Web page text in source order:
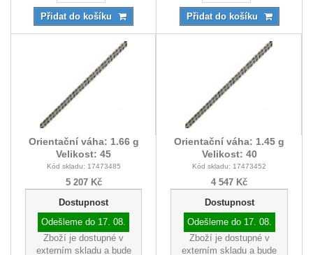
Přidat do košíku Přidat do košíku
Orientační váha: 1.66 g
Velikost: 45
Kód skladu: 17473485
5 207 Kč
Dostupnost
Odešleme do 17. 08.
Zboží je dostupné v
externím skladu a bude
Orientační váha: 1.45 g
Velikost: 40
Kód skladu: 17473452
4 547 Kč
Dostupnost
Odešleme do 17. 08.
Zboží je dostupné v
externím skladu a bude